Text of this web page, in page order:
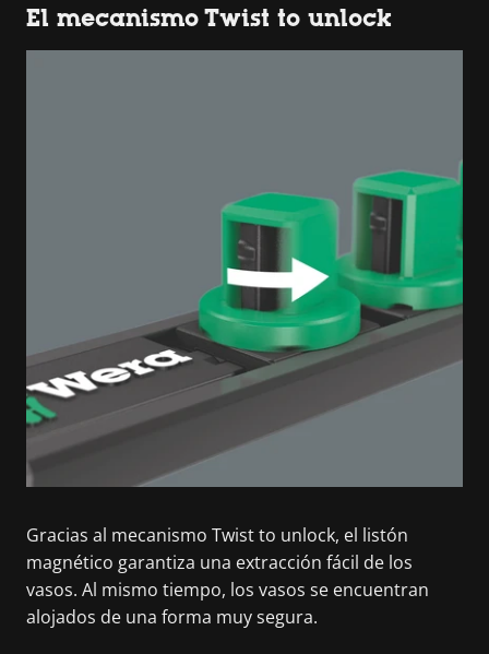
El mecanismo Twist to unlock
Gracias al mecanismo Twist to unlock, el listón
magnético garantiza una extracción fácil de los
vasos. Al mismo tiempo, los vasos se encuentran
alojados de una forma muy segura.